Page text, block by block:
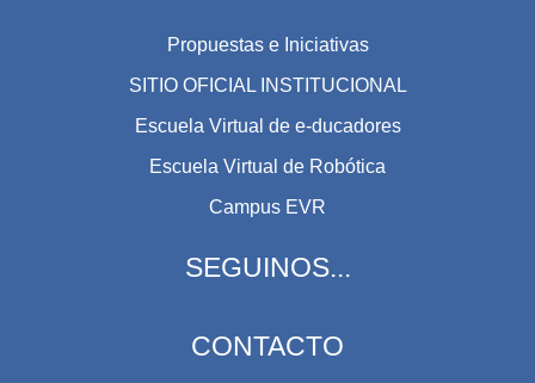
Propuestas e Iniciativas
SITIO OFICIAL INSTITUCIONAL
Escuela Virtual de e-ducadores
Escuela Virtual de Robótica
Campus EVR
SEGUINOS...
CONTACTO